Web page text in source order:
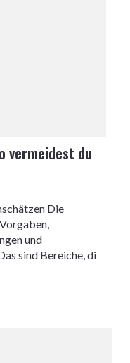
vermeidest du
Die
und
sind Bereiche, di